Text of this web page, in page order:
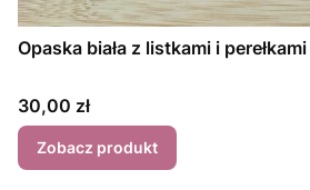
Opaska biała z listkami i perełkami
Cena
30,00 zł
Zobacz produkt